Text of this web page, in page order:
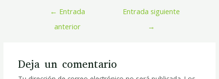
← Entrada
anterior
Entrada siguiente
→
Deja un comentario